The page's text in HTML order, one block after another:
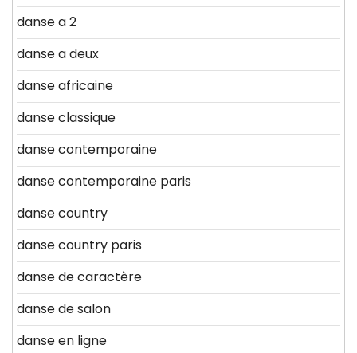
danse a 2
danse a deux
danse africaine
danse classique
danse contemporaine
danse contemporaine paris
danse country
danse country paris
danse de caractère
danse de salon
danse en ligne